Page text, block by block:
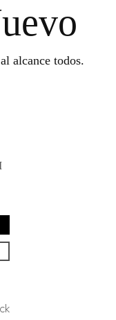
alcance todos.